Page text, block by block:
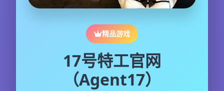
精品游戏
17号特工官网
（Agent17）